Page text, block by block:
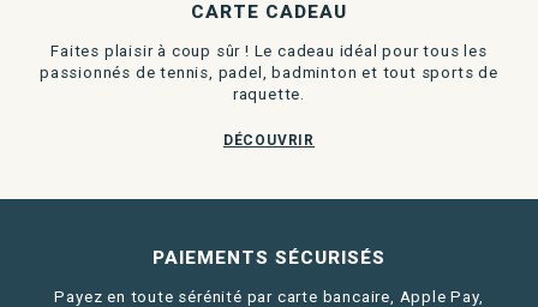
CARTE CADEAU
Faites plaisir à coup sûr ! Le cadeau idéal pour tous les
passionnés de tennis, padel, badminton et tout sports de
raquette.
DÉCOUVRIR
PAIEMENTS SÉCURISÉS
Payez en toute sérénité par carte bancaire, Apple Pay,